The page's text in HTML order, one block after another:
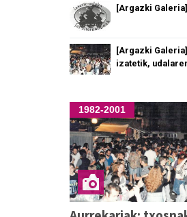
[Argazki
[Argazki
izatetik,
1982-2001